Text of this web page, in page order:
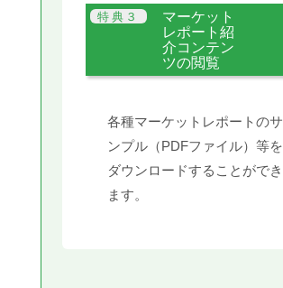
マーケット
レポート紹
介コンテン
ツの閲覧
各種マーケットレポートのサ
ンプル（PDFファイル）等を
ダウンロードすることができ
ます。